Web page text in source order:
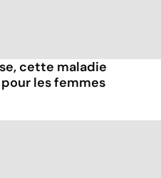
cette maladie
les femmes